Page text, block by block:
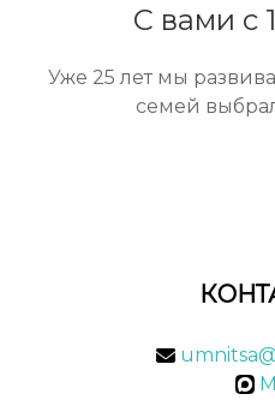
С вами с
Уже 25 лет мы
семей